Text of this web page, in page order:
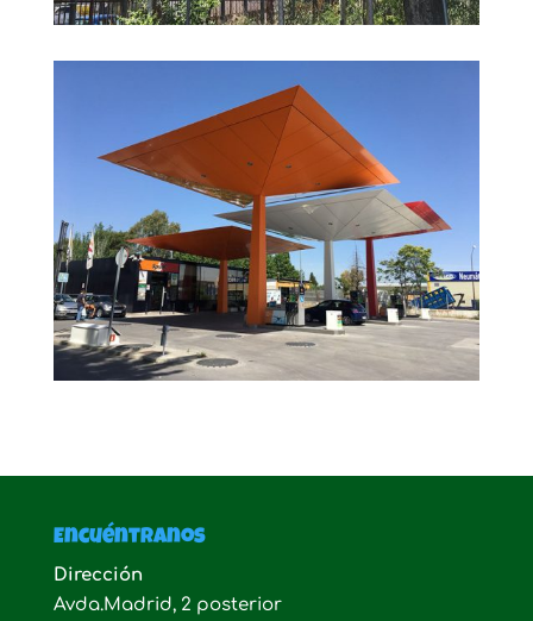
Encuéntranos
Dirección
Avda.Madrid, 2 posterior